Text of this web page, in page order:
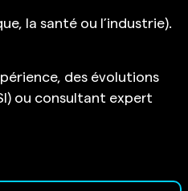
la santé ou l’industrie).
des évolutions
ou consultant expert